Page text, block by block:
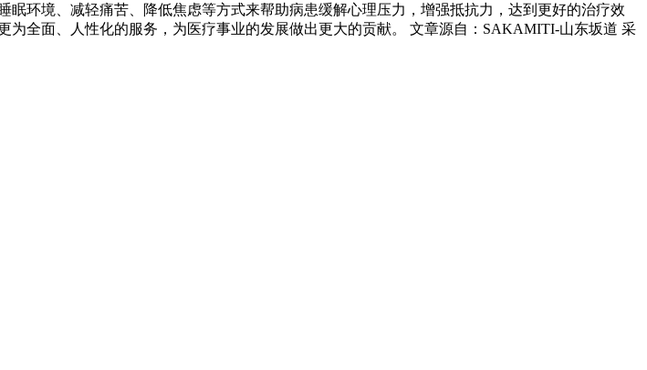
环境、减轻痛苦、降低焦虑等方式来帮助病患缓解心理压力，增强抵抗力，达到更好的治疗效
全面、人性化的服务，为医疗事业的发展做出更大的贡献。 文章源自：SAKAMITI-山东坂道 采